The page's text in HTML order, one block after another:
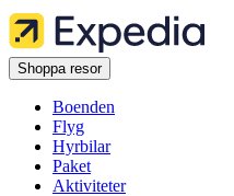
Shoppa resor
Boenden
Flyg
Hyrbilar
Paket
Aktiviteter